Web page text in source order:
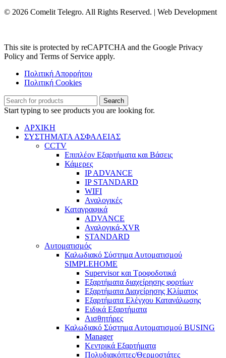
© 2026 Comelit Telegro. All Rights Reserved. | Web Development
This site is protected by reCAPTCHA and the Google Privacy
Policy and Terms of Service apply.
Πολιτική Απορρήτου
Πολιτική Cookies
Search
Start typing to see products you are looking for.
ΑΡΧΙΚΗ
ΣΥΣΤΗΜΑΤΑ ΑΣΦΑΛΕΙΑΣ
CCTV
Επιπλέον Εξαρτήματα και Βάσεις
Κάμερες
IP ADVANCE
IP STANDARD
WIFI
Αναλογικές
Καταγραφικά
ADVANCE
Αναλογικά-XVR
STANDARD
Αυτοματισμός
Καλωδιακό Σύστημα Αυτοματισμού
SIMPLEHOME
Supervisor και Τροφοδοτικά
Εξαρτήματα διαχείρησης φορτίων
Εξαρτήματα Διαχείρησης Κλίματος
Εξαρτήματα Ελέγχου Κατανάλωσης
Ειδικά Εξαρτήματα
Αισθητήρες
Καλωδιακό Σύστημα Αυτοματισμού BUSING
Manager
Κεντρικά Εξαρτήματα
Πολυδιακόπτες/Θερμοστάτες